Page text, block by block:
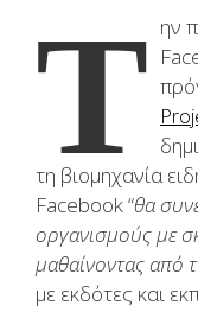
Τ ην
τη βιομηχανία
Facebook “θα
οργανισμούς με
μαθαίνοντας από
με εκδότες και